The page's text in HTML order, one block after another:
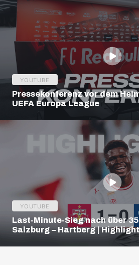
YOUTUBE
Pressekonferenz vor dem
UEFA Europa League
YOUTUBE
Last-Minute-Sieg nach über
Salzburg – Hartberg |